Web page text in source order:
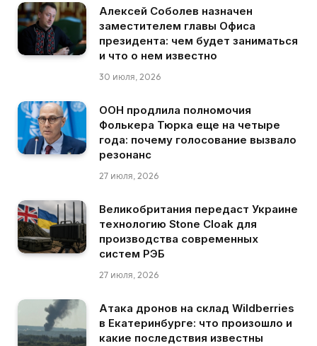
Алексей Соболев назначен
заместителем главы Офиса
президента: чем будет заниматься
и что о нем известно
30 июля, 2026
ООН продлила полномочия
Фолькера Тюрка еще на четыре
года: почему голосование вызвало
резонанс
27 июля, 2026
Великобритания передаст Украине
технологию Stone Cloak для
производства современных
систем РЭБ
27 июля, 2026
Атака дронов на склад Wildberries
в Екатеринбурге: что произошло и
какие последствия известны